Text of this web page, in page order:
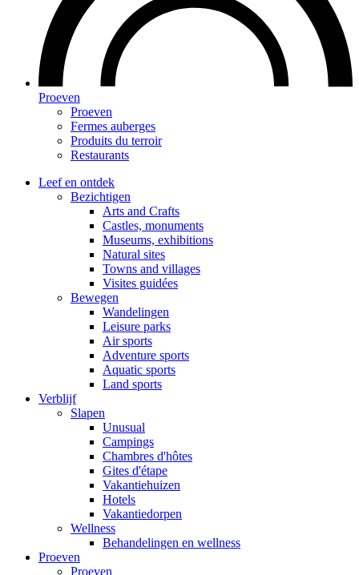
Proeven
Proeven
Fermes auberges
Produits du terroir
Restaurants
Leef en ontdek
Bezichtigen
Arts and Crafts
Castles, monuments
Museums, exhibitions
Natural sites
Towns and villages
Visites guidées
Bewegen
Wandelingen
Leisure parks
Air sports
Adventure sports
Aquatic sports
Land sports
Verblijf
Slapen
Unusual
Campings
Chambres d'hôtes
Gites d'étape
Vakantiehuizen
Hotels
Vakantiedorpen
Wellness
Behandelingen en wellness
Proeven
Proeven